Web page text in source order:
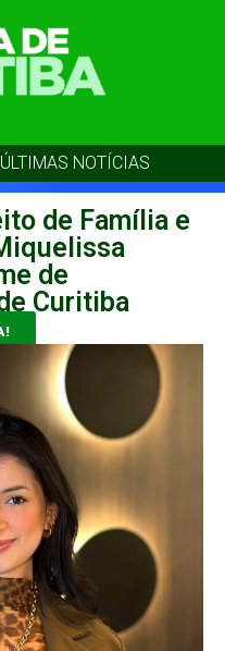
ÚLTIMAS NOTÍCIAS
de Família e
de
Curitiba